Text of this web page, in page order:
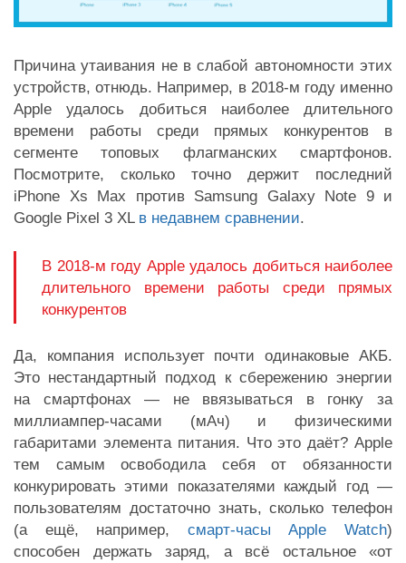
Причина утаивания не в слабой автономности этих
устройств, отнюдь. Например, в 2018-м году именно
Apple удалось добиться наиболее длительного
времени работы среди прямых конкурентов в
сегменте топовых флагманских смартфонов.
Посмотрите, сколько точно держит последний
iPhone Xs Max против Samsung Galaxy Note 9 и
Google Pixel 3 XL в недавнем сравнении.
В 2018-м году Apple удалось добиться наиболее
длительного времени работы среди прямых
конкурентов
Да, компания использует почти одинаковые АКБ.
Это нестандартный подход к сбережению энергии
на смартфонах — не ввязываться в гонку за
миллиампер-часами (мАч) и физическими
габаритами элемента питания. Что это даёт? Apple
тем самым освободила себя от обязанности
конкурировать этими показателями каждый год —
пользователям достаточно знать, сколько телефон
(а ещё, например, смарт-часы Apple Watch)
способен держать заряд, а всё остальное «от